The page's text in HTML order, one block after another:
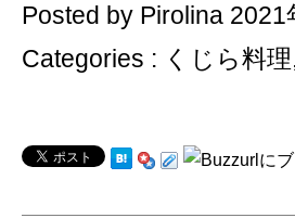
Posted by Pirolina
Categories : くじら料理